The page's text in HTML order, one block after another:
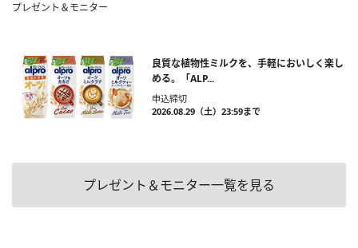
プレゼント＆モニター
良質な植物性ミルクを、手軽においしく楽し
める。「ALP...
申込締切
2026.08.29（土）23:59まで
プレゼント＆モニター一覧を見る